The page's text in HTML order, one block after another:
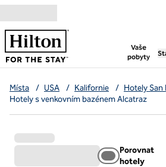
Přejít na obsah
Vaše
pobyty
,
Místa / USA / Kalifornie / Hotely San
Hotely s venkovním bazénem Alcatraz
Porovnat
hotely